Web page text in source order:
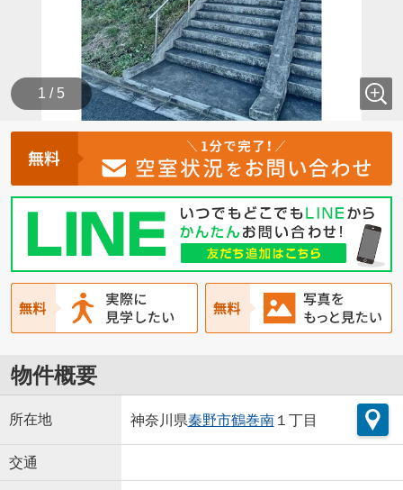
1 / 5
物件概要
所在地 神奈川県秦野市鶴巻南１丁目
交通